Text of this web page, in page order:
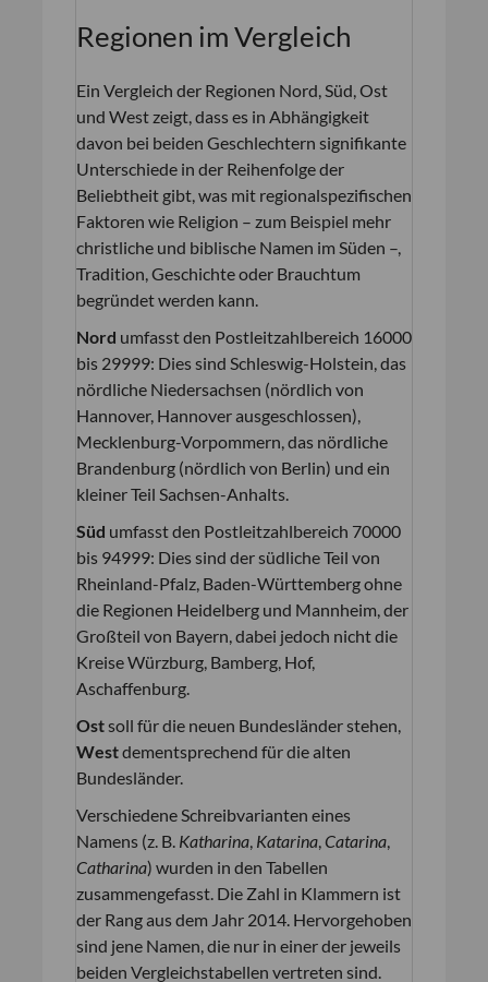
Regionen im Vergleich
Ein Vergleich der Regionen Nord, Süd, Ost
und West zeigt, dass es in Abhängigkeit
davon bei beiden Geschlechtern signifikante
Unterschiede in der Reihenfolge der
Beliebtheit gibt, was mit regionalspezifischen
Faktoren wie Religion – zum Beispiel mehr
christliche und biblische Namen im Süden –,
Tradition, Geschichte oder Brauchtum
begründet werden kann.
Nord umfasst den Postleitzahlbereich 16000
bis 29999: Dies sind Schleswig-Holstein, das
nördliche Niedersachsen (nördlich von
Hannover, Hannover ausgeschlossen),
Mecklenburg-Vorpommern, das nördliche
Brandenburg (nördlich von Berlin) und ein
kleiner Teil Sachsen-Anhalts.
Süd umfasst den Postleitzahlbereich 70000
bis 94999: Dies sind der südliche Teil von
Rheinland-Pfalz, Baden-Württemberg ohne
die Regionen Heidelberg und Mannheim, der
Großteil von Bayern, dabei jedoch nicht die
Kreise Würzburg, Bamberg, Hof,
Aschaffenburg.
Ostsoll für die neuen Bundesländer stehen,
Westdementsprechend für die alten
Bundesländer.
Verschiedene Schreibvarianten eines
Namens (z. B. Katharina Katarina Catarina
Catharina) wurden in den Tabellen
zusammengefasst. Die Zahl in Klammern ist
der Rang aus dem Jahr 2014. Hervorgehoben
sind jene Namen, die nur in einer der jeweils
beiden Vergleichstabellen vertreten sind.